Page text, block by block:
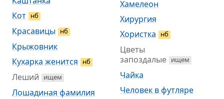
Кот нб
Красавицы нб
Крыжовник
Кухарка женится
нб
Леший ищем
Лошадиная фамилия
Хамелеон
Хирургия
Хористка
нб
Цветы
запоздалые ищем
Чайка
Человек в футляре